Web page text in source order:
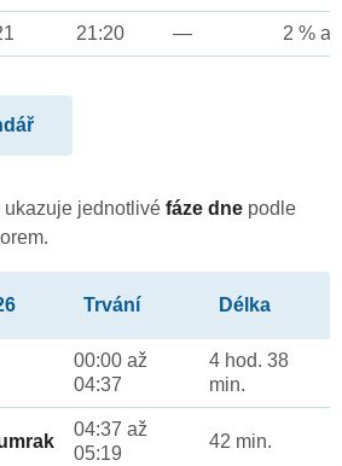
21:20 — 2 %
ukazuje jednotlivé fáze dne podle
Trvání Délka
00:00 až
04:37
4 hod. 38
min.
04:37 až
05:19
42 min.